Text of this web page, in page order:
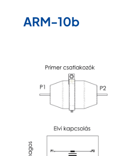
ARM-10b